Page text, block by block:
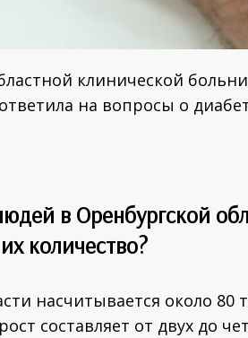
клинической
на вопросы о
в Оренбургской
количество?
насчитывается около 80
составляет от двух до